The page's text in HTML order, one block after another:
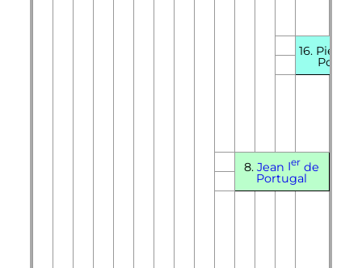
16. Pierre
8.Jean Ier de
Portugal